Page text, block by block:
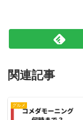
関連記事
グルメ